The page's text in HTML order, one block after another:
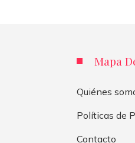
Mapa
Quiénes
Políticas de
Contacto